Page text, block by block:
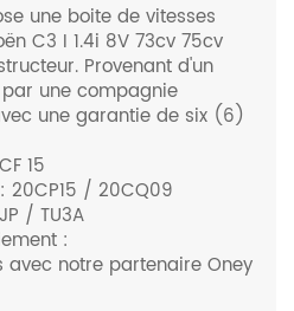
une boite de vitesses
C3 I 1.4i 8V 73cv 75cv
Provenant d'un
une compagnie
une garantie de six (6)
15
20CP15 / 20CQ09
/ TU3A
:
avec notre partenaire Oney